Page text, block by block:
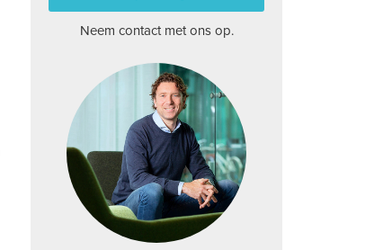
Neem contact met ons op.